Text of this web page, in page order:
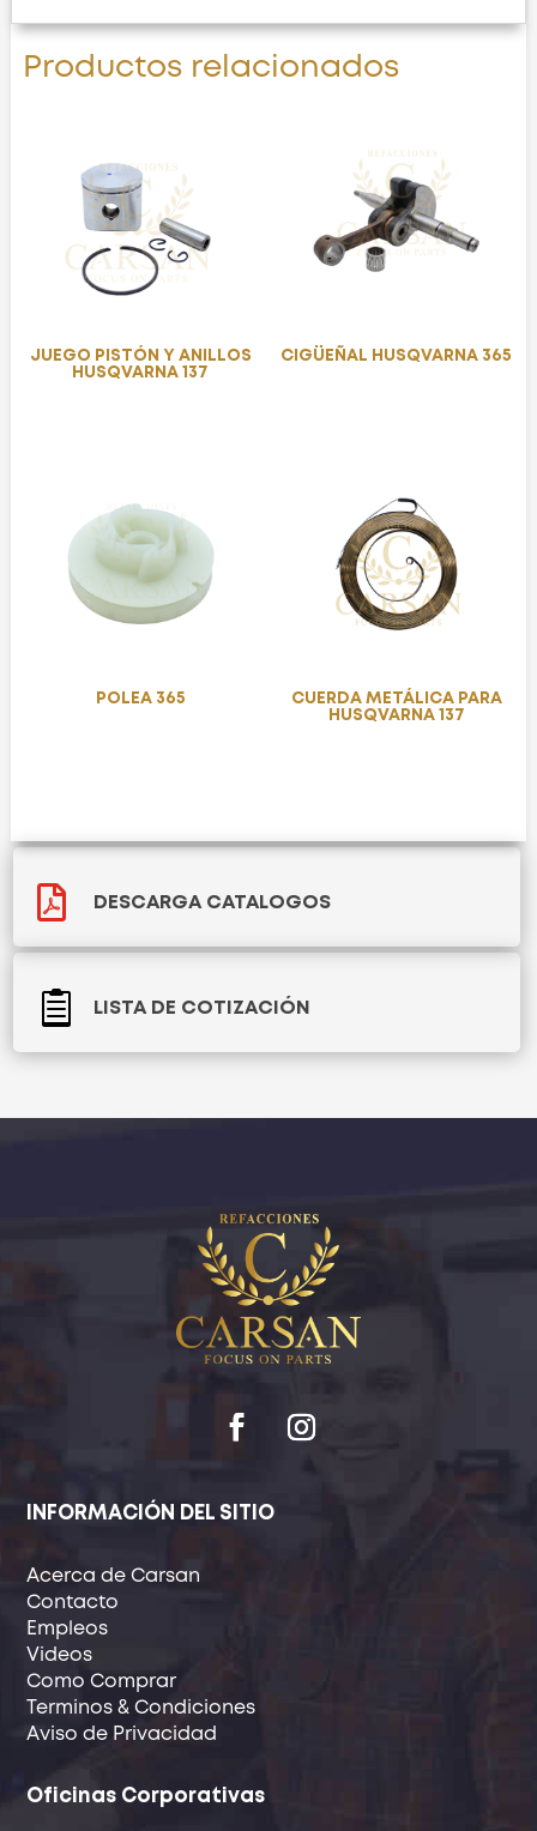
Productos relacionados
JUEGO PISTÓN Y ANILLOS
HUSQVARNA 137
CIGÜEÑAL HUSQVARNA 365
POLEA 365
CUERDA METÁLICA PARA
HUSQVARNA 137
 DESCARGA CATALOGOS
 LISTA DE COTIZACIÓN
INFORMACIÓN DEL SITIO
Acerca de Carsan
Contacto
Empleos
Videos
Como Comprar
Terminos & Condiciones
Aviso de Privacidad
Oficinas Corporativas